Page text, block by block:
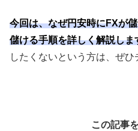
今回は、なぜ円安時にFXが
儲ける手順を詳しく解説しま
したくないという方は、ぜひ
この記事